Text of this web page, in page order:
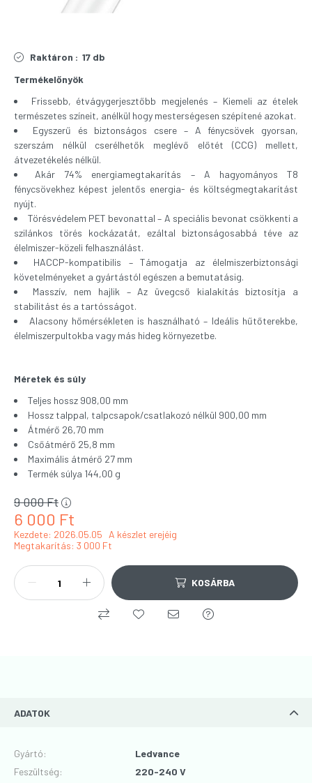
Raktáron : 17 db
Termékelőnyök
Frissebb, étvágygerjesztőbb megjelenés – Kiemeli az ételek
természetes színeit, anélkül hogy mesterségesen szépítené azokat.
Egyszerű és biztonságos csere – A fénycsövek gyorsan,
szerszám nélkül cserélhetők meglévő előtét (CCG) mellett,
átvezetékelés nélkül.
Akár 74% energiamegtakarítás – A hagyományos T8
fénycsövekhez képest jelentős energia- és költségmegtakarítást
nyújt.
Törésvédelem PET bevonattal – A speciális bevonat csökkenti a
szilánkos törés kockázatát, ezáltal biztonságosabbá téve az
élelmiszer-közeli felhasználást.
HACCP-kompatibilis – Támogatja az élelmiszerbiztonsági
követelményeket a gyártástól egészen a bemutatásig.
Masszív, nem hajlik – Az üvegcső kialakítás biztosítja a
stabilitást és a tartósságot.
Alacsony hőmérsékleten is használható – Ideális hűtőterekbe,
élelmiszerpultokba vagy más hideg környezetbe.
Méretek és súly
Teljes hossz 908,00 mm
Hossz talppal, talpcsapok/csatlakozó nélkül 900,00 mm
Átmérő 26,70 mm
Csőátmérő 25,8 mm
Maximális átmérő 27 mm
Termék súlya 144,00 g
6 000 Ft
9 000Ft
Kezdete: 2026.05.05
A készlet erejéig
Megtakarítás 3 000 Ft
KOSÁRBA
ADATOK
Gyártó:
Ledvance
Feszültség:
220-240 V